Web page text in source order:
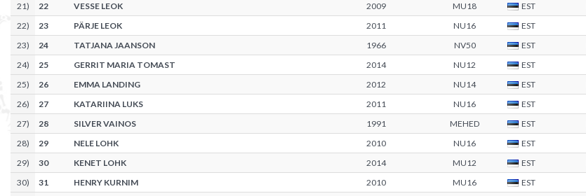
21) 22 VESSE LEOK 2009 MU18 EST
22) 23 PÄRJE LEOK 2011 NU16 EST
23) 24 TATJANA JAANSON 1966 NV50 EST
24) 25 GERRIT MARIA TOMAST 2014 NU12 EST
25) 26 EMMA LANDING 2012 NU14 EST
26) 27 KATARIINA LUKS 2011 NU16 EST
27) 28 SILVER VAINOS 1991 MEHED EST
28) 29 NELE LOHK 2010 NU16 EST
29) 30 KENET LOHK 2014 MU12 EST
30) 31 HENRY KURNIM 2010 MU16 EST